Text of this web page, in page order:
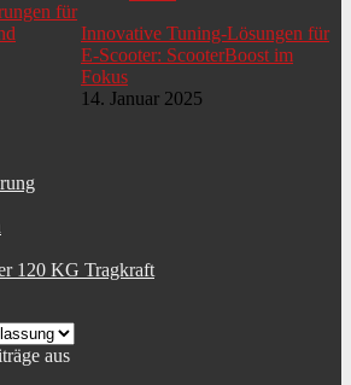
für
Innovative Tuning-Lösungen für
E-Scooter: ScooterBoost im
Fokus
14. Januar 2025
120 KG Tragkraft
aus